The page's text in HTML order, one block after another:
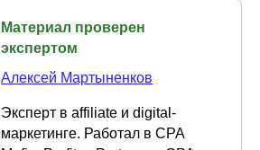
Материал проверен
экспертом
Алексей Мартыненков
Эксперт в affiliate и digital-
маркетинге. Работал в CPA